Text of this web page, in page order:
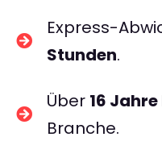
Express-
Stunden.
Über 16
Branche.